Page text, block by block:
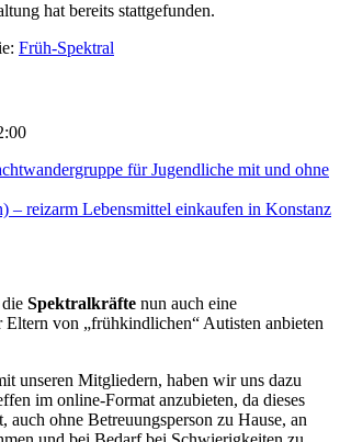
hat bereits stattgefunden.
Früh-Spektral
für Jugendliche mit und ohne
– reizarm Lebensmittel einkaufen in Konstanz
Spektralkräfte nun auch eine
Eltern von „frühkindlichen“ Autisten anbieten
unseren Mitgliedern, haben wir uns dazu
im online-Format anzubieten, da dieses
auch ohne Betreuungsperson zu Hause, an